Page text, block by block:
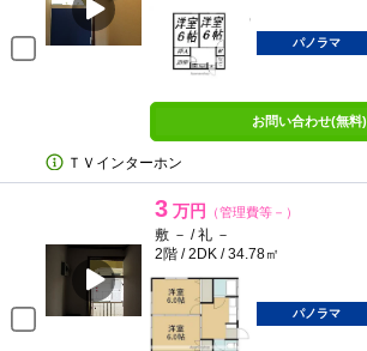
パノラマ
お問い合わせ(無料)
ＴＶインターホン
3 万円 （管理費等－）
敷 － / 礼 －
2階 / 2DK / 34.78㎡
パノラマ